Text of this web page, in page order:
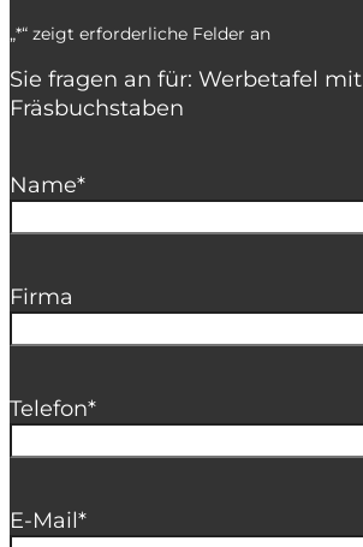
„*“ zeigt erforderliche Felder an
Sie fragen an für: Werbetafel mit
Fräsbuchstaben
Name*
Firma
Telefon*
E-Mail*